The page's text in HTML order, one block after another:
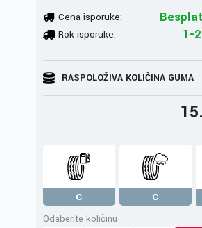
Cena isporuke:
Rok isporuke: 1-
RASPOLOŽIVA KOLIČINA GUMA
C C
Odaberite količinu